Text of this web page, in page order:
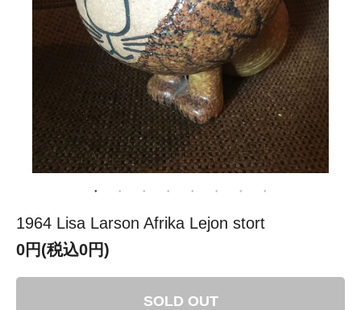
1964 Lisa Larson Afrika Lejon stort
0円(税込0円)
SOLD OUT